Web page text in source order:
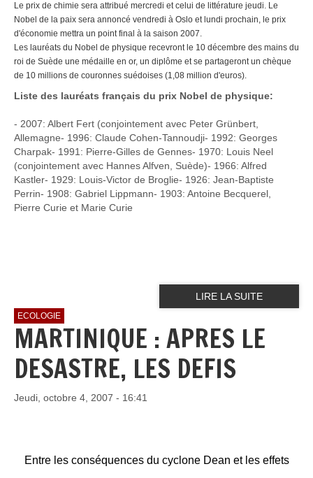
Le prix de chimie sera attribué mercredi et celui de littérature jeudi. Le
Nobel de la paix sera annoncé vendredi à Oslo et lundi prochain, le prix
d'économie mettra un point final à la saison 2007.
Les lauréats du Nobel de physique recevront le 10 décembre des mains du
roi de Suède une médaille en or, un diplôme et se partageront un chèque
de 10 millions de couronnes suédoises (1,08 million d'euros).
Liste des lauréats français du prix Nobel de physique:
- 2007: Albert Fert (conjointement avec Peter Grünbert,
Allemagne- 1996: Claude Cohen-Tannoudji- 1992: Georges
Charpak- 1991: Pierre-Gilles de Gennes- 1970: Louis Neel
(conjointement avec Hannes Alfven, Suède)- 1966: Alfred
Kastler- 1929: Louis-Victor de Broglie- 1926: Jean-Baptiste
Perrin- 1908: Gabriel Lippmann- 1903: Antoine Becquerel,
Pierre Curie et Marie Curie
LIRE LA SUITE
ECOLOGIE
MARTINIQUE : APRES LE
DESASTRE, LES DEFIS
Jeudi, octobre 4, 2007 - 16:41
Entre les conséquences du cyclone Dean et les effets